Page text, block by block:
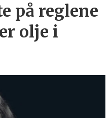
på reglene
olje i